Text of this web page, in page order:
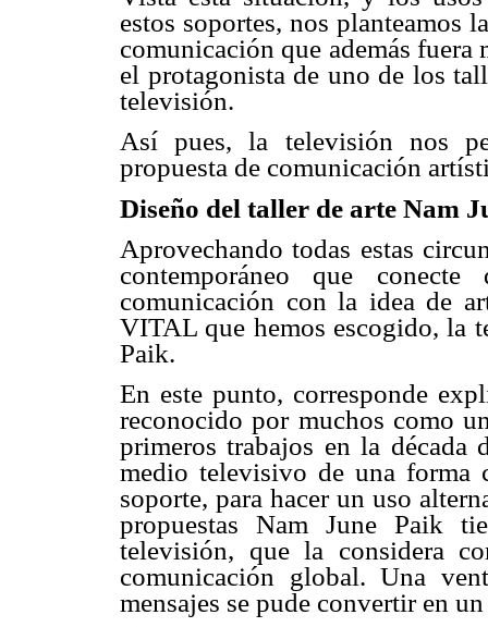
estos soportes, nos planteamos
comunicación que además
el protagonista de uno de los
televisión.
Así pues, la televisión nos
propuesta de comunicación
Diseño del taller de arte Nam
Aprovechando todas estas
contemporáneo que
comunicación con la idea de
VITAL que hemos escogido, la
Paik.
En este punto, corresponde
reconocido por muchos como
primeros trabajos en la década
medio televisivo de una
soporte, para hacer un uso
propuestas Nam June Paik
televisión, que la considera
comunicación global. Una
mensajes se pude convertir en